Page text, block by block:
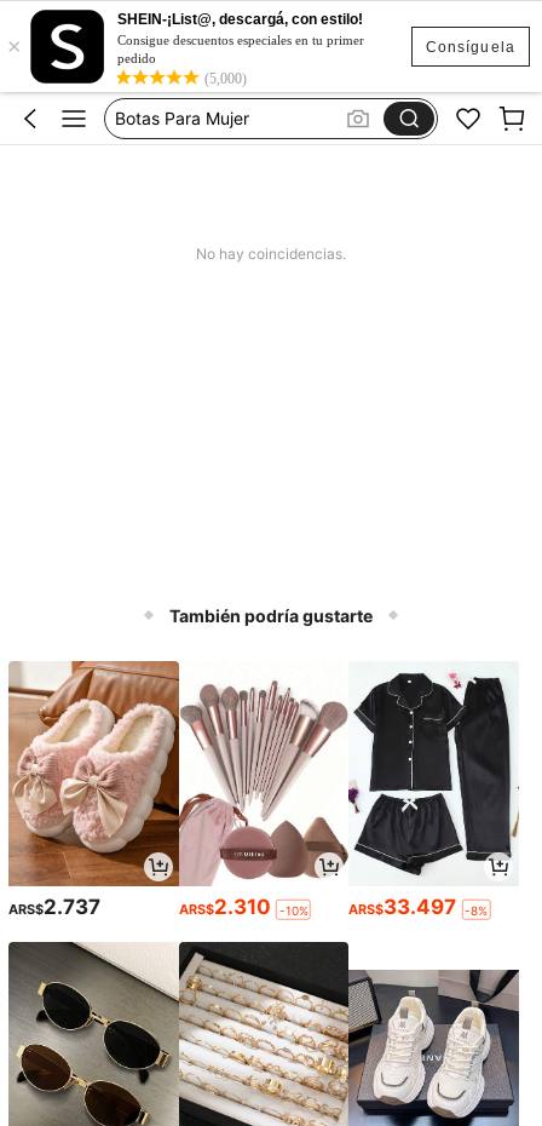
Consíguela
×
SHEIN-¡List@, descargá, con estilo!
Consigue descuentos especiales en tu primer
pedido
(5,000)
Sqiushy
Botas Para Mujer
Campera De Mujer
No hay coincidencias.
También podría gustarte
ARS$2.737 ARS$2.310 -10% ARS$33.497 -8%